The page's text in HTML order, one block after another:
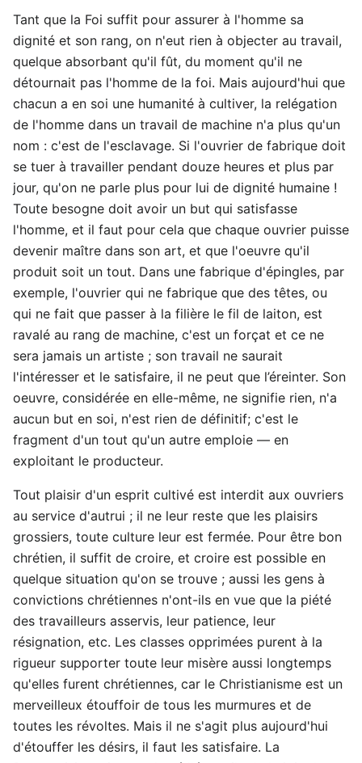
Tant que la Foi suffit pour assurer à l'homme sa
dignité et son rang, on n'eut rien à objecter au travail,
quelque absorbant qu'il fût, du moment qu'il ne
détournait pas l'homme de la foi. Mais aujourd'hui que
chacun a en soi une humanité à cultiver, la relégation
de l'homme dans un travail de machine n'a plus qu'un
nom : c'est de l'esclavage. Si l'ouvrier de fabrique doit
se tuer à travailler pendant douze heures et plus par
jour, qu'on ne parle plus pour lui de dignité humaine !
Toute besogne doit avoir un but qui satisfasse
l'homme, et il faut pour cela que chaque ouvrier puisse
devenir maître dans son art, et que l'oeuvre qu'il
produit soit un tout. Dans une fabrique d'épingles, par
exemple, l'ouvrier qui ne fabrique que des têtes, ou
qui ne fait que passer à la filière le fil de laiton, est
ravalé au rang de machine, c'est un forçat et ce ne
sera jamais un artiste ; son travail ne saurait
l'intéresser et le satisfaire, il ne peut que l’éreinter. Son
oeuvre, considérée en elle-même, ne signifie rien, n'a
aucun but en soi, n'est rien de définitif; c'est le
fragment d'un tout qu'un autre emploie — en
exploitant le producteur.
Tout plaisir d'un esprit cultivé est interdit aux ouvriers
au service d'autrui ; il ne leur reste que les plaisirs
grossiers, toute culture leur est fermée. Pour être bon
chrétien, il suffit de croire, et croire est possible en
quelque situation qu'on se trouve ; aussi les gens à
convictions chrétiennes n'ont-ils en vue que la piété
des travailleurs asservis, leur patience, leur
résignation, etc. Les classes opprimées purent à la
rigueur supporter toute leur misère aussi longtemps
qu'elles furent chrétiennes, car le Christianisme est un
merveilleux étouffoir de tous les murmures et de
toutes les révoltes. Mais il ne s'agit plus aujourd'hui
d'étouffer les désirs, il faut les satisfaire. La